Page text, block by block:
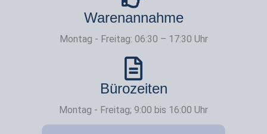
Warenannahme
Montag - Freitag: 06:30 – 17:30 Uhr
Bürozeiten
Montag - Freitag; 9:00 bis 16:00 Uhr